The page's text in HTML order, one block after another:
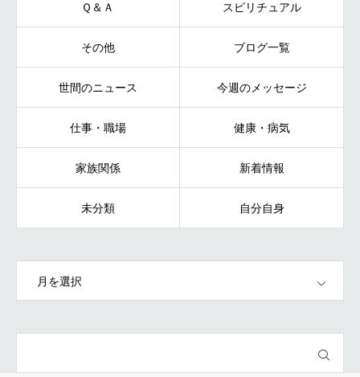
Ｑ＆Ａ スピリチュアル
その他 ブログ一覧
世間のニュース 今週のメッセージ
仕事・職場 健康・病気
家族関係 新着情報
未分類 自分自身